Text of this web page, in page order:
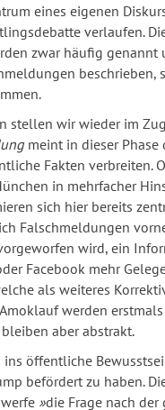
eines eigenen
verlaufen.
zwar häufig genannt
beschrieben,
stellen wir wieder im
meint in dieser Phase
Fakten verbreiten.
in mehrfacher
sich hier bereits
Falschmeldungen
wird, ein
Facebook mehr
als weiteres
werden
aber abstrakt.
öffentliche
befördert zu haben.
»die Frage nach